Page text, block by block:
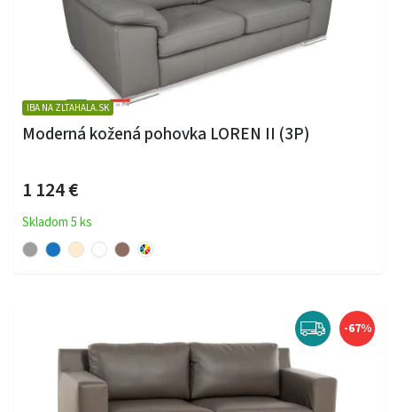
IBA NA ZLTAHALA.SK
Moderná kožená pohovka LOREN II (3P)
1 124 €
Skladom 5 ks
-67%